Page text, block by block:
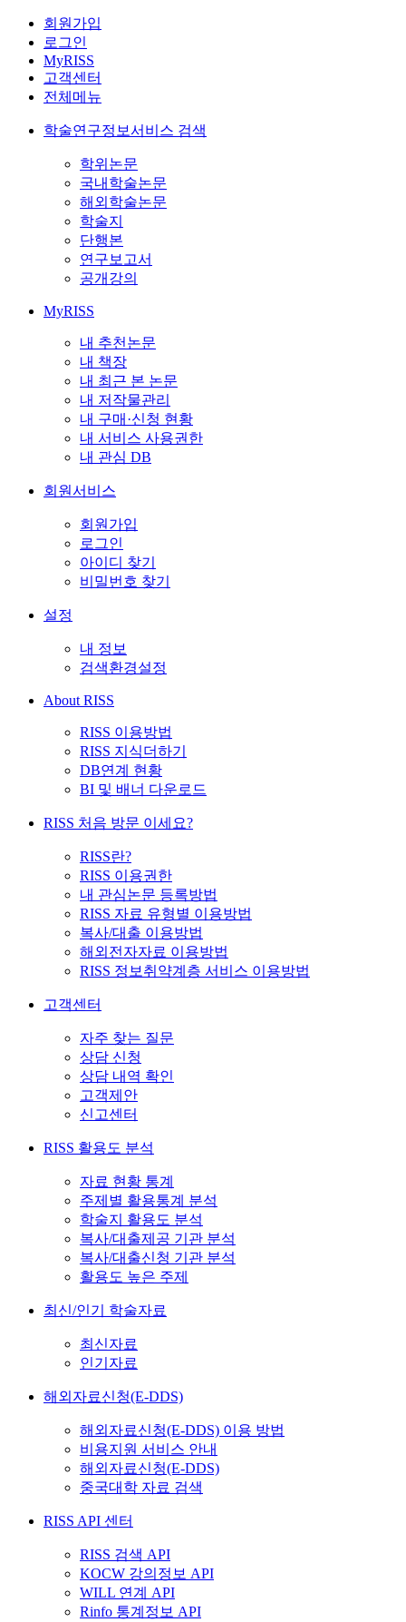
회원가입
로그인
MyRISS
고객센터
전체메뉴
학술연구정보서비스 검색
학위논문
국내학술논문
해외학술논문
학술지
단행본
연구보고서
공개강의
MyRISS
내 추천논문
내 책장
내 최근 본 논문
내 저작물관리
내 구매·신청 현황
내 서비스 사용권한
내 관심 DB
회원서비스
회원가입
로그인
아이디 찾기
비밀번호 찾기
설정
내 정보
검색환경설정
About RISS
RISS 이용방법
RISS 지식더하기
DB연계 현황
BI 및 배너 다운로드
RISS 처음 방문 이세요?
RISS란?
RISS 이용권한
내 관심논문 등록방법
RISS 자료 유형별 이용방법
복사/대출 이용방법
해외전자자료 이용방법
RISS 정보취약계층 서비스 이용방법
고객센터
자주 찾는 질문
상담 신청
상담 내역 확인
고객제안
신고센터
RISS 활용도 분석
자료 현황 통계
주제별 활용통계 분석
학술지 활용도 분석
복사/대출제공 기관 분석
복사/대출신청 기관 분석
활용도 높은 주제
최신/인기 학술자료
최신자료
인기자료
해외자료신청(E-DDS)
해외자료신청(E-DDS) 이용 방법
비용지원 서비스 안내
해외자료신청(E-DDS)
중국대학 자료 검색
RISS API 센터
RISS 검색 API
KOCW 강의정보 API
WILL 연계 API
Rinfo 통계정보 API